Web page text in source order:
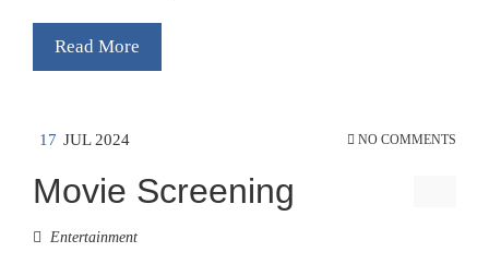
Read More
17 JUL 2024 NO COMMENTS
Movie Screening
Entertainment